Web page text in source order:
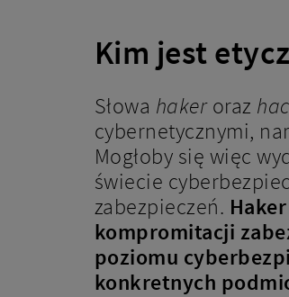
Kim jest
Słowa hakeroraz
cybernetycznymi,
Mogłoby się więc
świecie
zabezpieczeń.
kompromitacji
poziomu
konkretnych